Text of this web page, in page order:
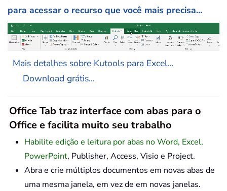
para acessar o recurso que você mais precisa...
Mais detalhes sobre Kutools para Excel...
Download grátis...
Office Tab traz interface com abas para o
Office e facilita muito seu trabalho
Habilite edição e leitura por abas no Word, Excel,
PowerPoint, Publisher, Access, Visio e Project.
Abra e crie múltiplos documentos em novas abas de
uma mesma janela, em vez de em novas janelas.